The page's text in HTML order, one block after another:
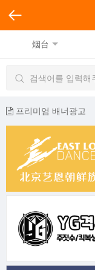
烟台
프리미엄 배너광고